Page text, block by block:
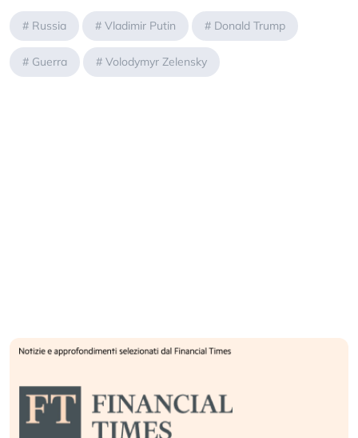
# Russia # Vladimir Putin # Donald Trump
# Guerra # Volodymyr Zelensky